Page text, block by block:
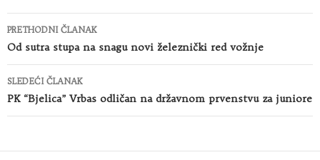
Kretanje
članaka
PRETHODNI ČLANAK
Od sutra stupa na snagu novi železnički red vožnje
SLEDEĆI ČLANAK
PK “Bjelica” Vrbas odličan na državnom prvenstvu za juniore